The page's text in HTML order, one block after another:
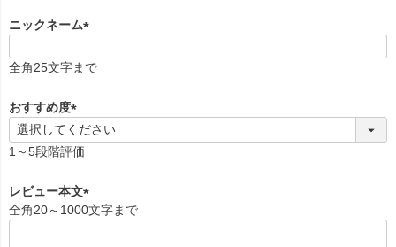
ニックネーム
必
全角25文字まで
おすすめ度
(
必
)
1～5段階評価
レビュー本文
(
全角20～1000文字まで